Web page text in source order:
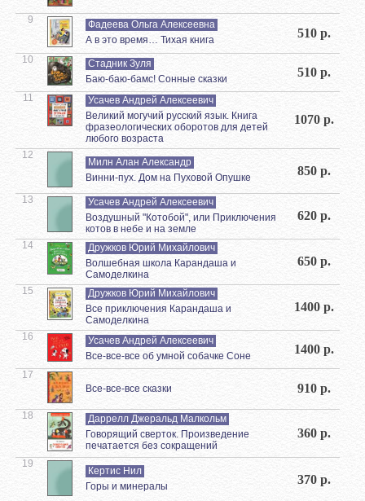
9
Фадеева Ольга Алексеевна
А в это время… Тихая книга
510 р.
10
Стадник Зуля
Баю-баю-бамс! Сонные сказки
510 р.
11
Усачев Андрей Алексеевич
Великий могучий русский язык. Книга
фразеологических оборотов для детей
любого возраста
1070 р.
12
Милн Алан Александр
Винни-пух. Дом на Пуховой Опушке
850 р.
13
Усачев Андрей Алексеевич
Воздушный "Котобой", или Приключения
котов в небе и на земле
620 р.
14
Дружков Юрий Михайлович
Волшебная школа Карандаша и
Самоделкина
650 р.
15
Дружков Юрий Михайлович
Все приключения Карандаша и
Самоделкина
1400 р.
16
Усачев Андрей Алексеевич
Все-все-все об умной собачке Соне
1400 р.
17
Все-все-все сказки
910 р.
18
Даррелл Джеральд Малкольм
Говорящий сверток. Произведение
печатается без сокращений
360 р.
19
Кертис Нил
Горы и минералы
370 р.